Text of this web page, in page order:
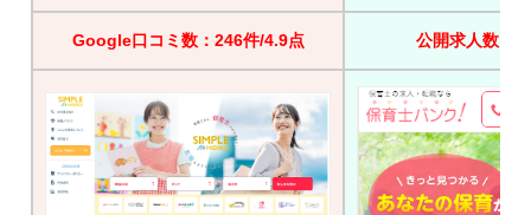
Google口コミ数：246件/4.9点 公開求人数：